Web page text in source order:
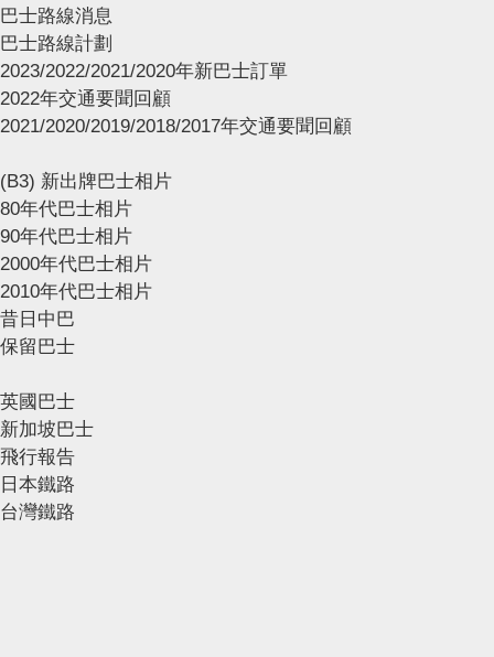
巴士路線消息
巴士路線計劃
2023/2022/2021/2020年新巴士訂單
2022年交通要聞回顧
2021/2020/2019/2018/2017年交通要聞回顧
(B3) 新出牌巴士相片
80年代巴士相片
90年代巴士相片
2000年代巴士相片
2010年代巴士相片
昔日中巴
保留巴士
英國巴士
新加坡巴士
飛行報告
日本鐵路
台灣鐵路